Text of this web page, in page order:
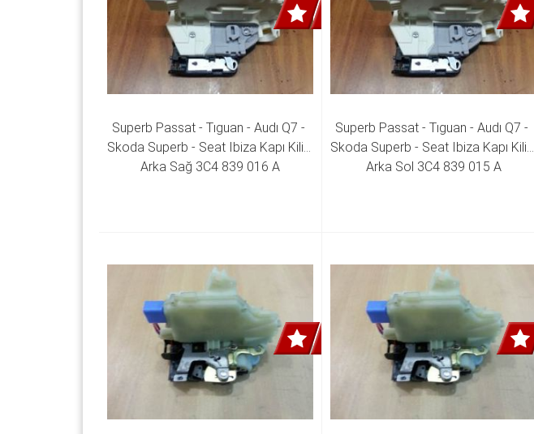
Superb Passat - Tıguan - Audı Q7 -
Skoda Superb - Seat Ibiza Kapı Kilidi
Arka Sağ 3C4 839 016 A
Superb Passat - Tıguan - Audı Q7 -
Skoda Superb - Seat Ibiza Kapı Kilidi
Arka Sol 3C4 839 015 A